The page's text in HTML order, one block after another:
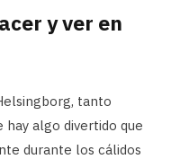
y ver en
tanto
algo divertido que
durante los cálidos